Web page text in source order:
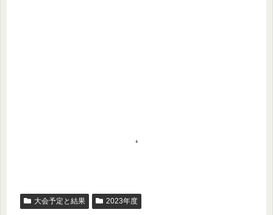
大会予定と結果 2023年度